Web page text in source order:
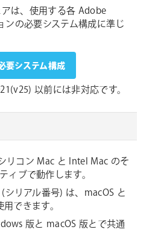
は、使用する各 Adobe
の必要システム構成に準じ
システム構成
以前には非対応です。
リコン Mac と Intel Mac のそ
ィブで動作します。
リアル番号) は、macOS と
できます。
版と macOS 版とで共通